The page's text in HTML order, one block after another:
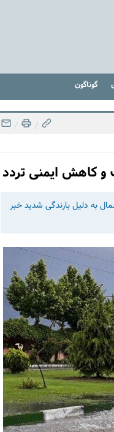
گوناگون
/
/
کاهش ایمنی تردد
به دلیل بارندگی شدید خبر